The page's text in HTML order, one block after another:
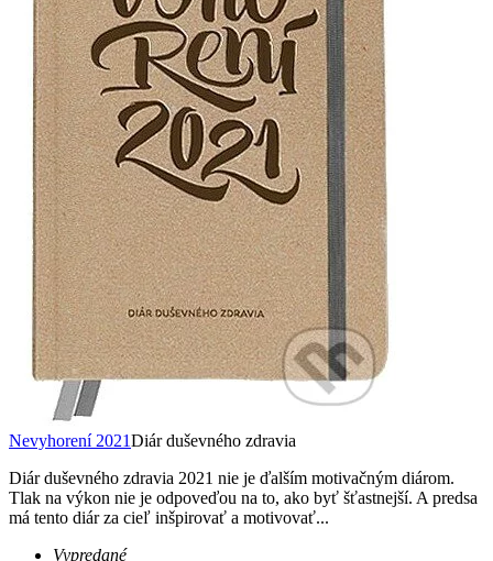
Nevyhorení 2021Diár duševného zdravia
Diár duševného zdravia 2021 nie je ďalším motivačným diárom.
Tlak na výkon nie je odpoveďou na to, ako byť šťastnejší. A predsa
má tento diár za cieľ inšpirovať a motivovať...
Vypredané